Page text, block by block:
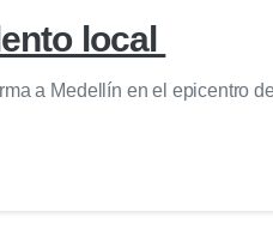
local
a Medellín en el epicentro